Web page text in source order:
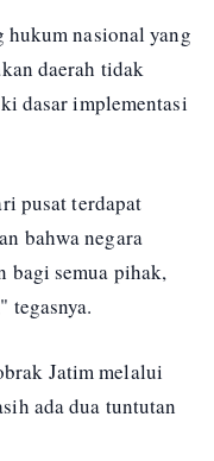
nasional yang
daerah tidak
dasar implementasi
pusat terdapat
bahwa negara
bagi semua pihak,
tegasnya.
Jatim melalui
ada dua tuntutan